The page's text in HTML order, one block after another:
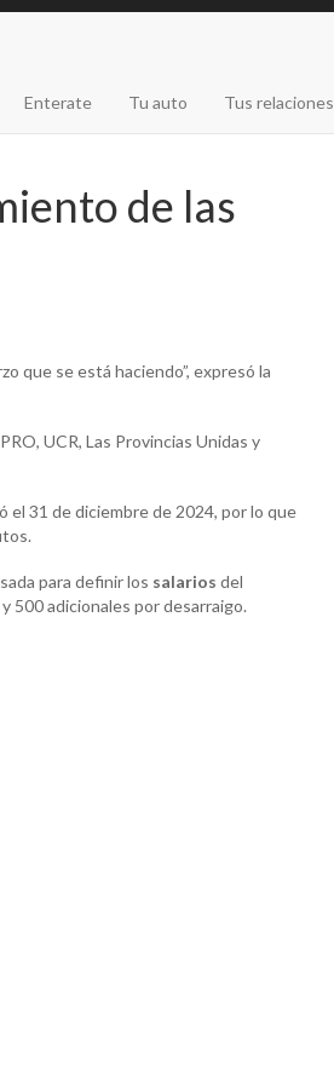
Enterate Tu auto Tus relaciones
de las
que se está haciendo”, expresó la
UCR, Las Provincias Unidas y
el 31 de diciembre de 2024, por lo que
para definir los salarios del
500 adicionales por desarraigo.